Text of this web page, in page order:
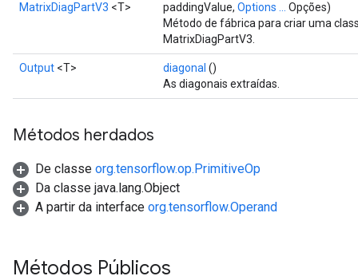
MatrixDiagPartV3 <T>
paddingValue, Options ...
Opções)
Método de fábrica para criar uma
MatrixDiagPartV3.
Output <T> diagonal ()
As diagonais extraídas.
Métodos herdados
De classe org.tensorflow.op.PrimitiveOp
Da classe java.lang.Object
A partir da interface org.tensorflow.Operand
Métodos Públicos